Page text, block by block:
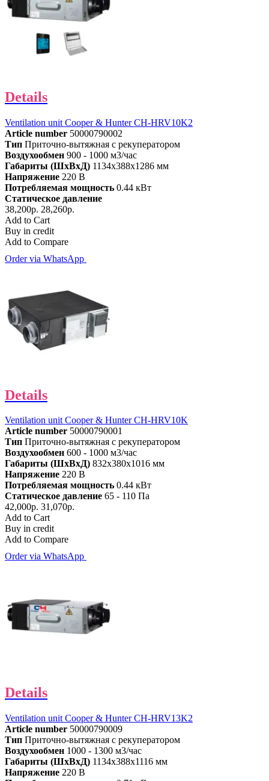
Details
Ventilation unit Cooper & Hunter CH-HRV10K2
Article number 50000790002
Тип Приточно-вытяжная с рекуператором
Воздухообмен 900 - 1000 м3/час
Габариты (ШхВхД) 1134x388x1286 мм
Напряжение 220 В
Потребляемая мощность 0.44 кВт
Статическое давление
38,200р. 28,260р.
Add to Cart
Buy in credit
Add to Compare
Order via WhatsApp
Details
Ventilation unit Cooper & Hunter CH-HRV10K
Article number 50000790001
Тип Приточно-вытяжная с рекуператором
Воздухообмен 600 - 1000 м3/час
Габариты (ШхВхД) 832x380x1016 мм
Напряжение 220 В
Потребляемая мощность 0.44 кВт
Статическое давление 65 - 110 Па
42,000р. 31,070р.
Add to Cart
Buy in credit
Add to Compare
Order via WhatsApp
Details
Ventilation unit Cooper & Hunter CH-HRV13K2
Article number 50000790009
Тип Приточно-вытяжная с рекуператором
Воздухообмен 1000 - 1300 м3/час
Габариты (ШхВхД) 1134x388x1116 мм
Напряжение 220 В